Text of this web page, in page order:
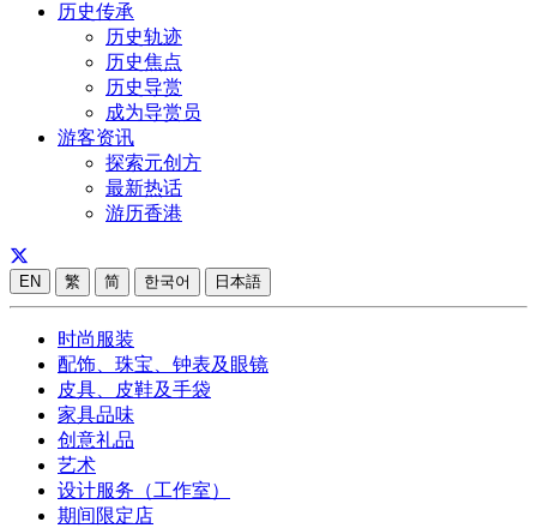
历史传承
历史轨迹
历史焦点
历史导赏
成为导赏员
游客资讯
探索元创方
最新热话
游历香港
EN 繁 简 한국어 日本語
时尚服装
配饰、珠宝、钟表及眼镜
皮具、皮鞋及手袋
家具品味
创意礼品
艺术
设计服务（工作室）
期间限定店